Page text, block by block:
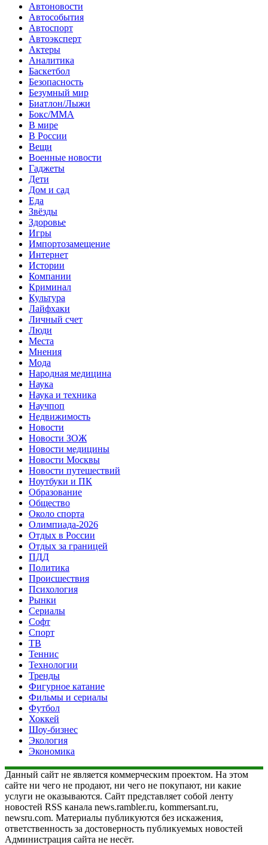
Автоновости
Автособытия
Автоспорт
Автоэксперт
Актеры
Аналитика
Баскетбол
Безопасность
Безумный мир
Биатлон/Лыжи
Бокс/MMA
В мире
В России
Вещи
Военные новости
Гаджеты
Дети
Дом и сад
Еда
Звёзды
Здоровье
Игры
Импортозамещение
Интернет
Истории
Компании
Криминал
Культура
Лайфхаки
Личный счет
Люди
Места
Мнения
Мода
Народная медицина
Наука
Наука и техника
Научпоп
Недвижимость
Новости
Новости ЗОЖ
Новости медицины
Новости Москвы
Новости путешествий
Ноутбуки и ПК
Образование
Общество
Около спорта
Олимпиада-2026
Отдых в России
Отдых за границей
ПДД
Политика
Происшествия
Психология
Рынки
Сериалы
Софт
Спорт
ТВ
Теннис
Технологии
Тренды
Фигурное катание
Фильмы и сериалы
Футбол
Хоккей
Шоу-бизнес
Экология
Экономика
Данный сайт не является коммерческим проектом. На этом
сайте ни чего не продают, ни чего не покупают, ни какие
услуги не оказываются. Сайт представляет собой ленту
новостей RSS канала news.rambler.ru, kommersant.ru,
newsru.com. Материалы публикуются без искажения,
ответственность за достоверность публикуемых новостей
Администрация сайта не несёт.